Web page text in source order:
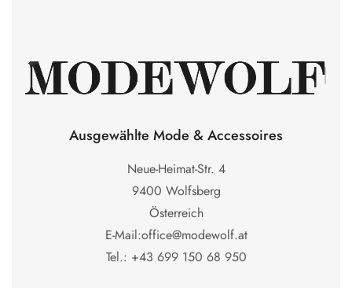
Ausgewählte Mode & Accessoires
Neue-Heimat-Str. 4
9400 Wolfsberg
Österreich
E-Mail:office@modewolf.at
Tel.: +43 699 150 68 950